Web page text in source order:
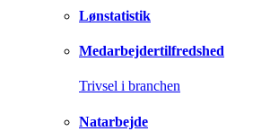
Lønstatistik
Medarbejdertilfredshed
Trivsel i branchen
Natarbejde